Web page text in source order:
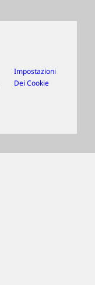
Impostazioni
Dei Cookie